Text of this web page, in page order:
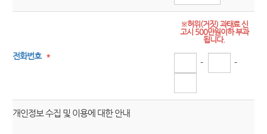
전화번호 *
※허위(거짓) 과태료 신
고시 500만원이하 부과
됩니다.
- -
개인정보 수집 및 이용에 대한 안내